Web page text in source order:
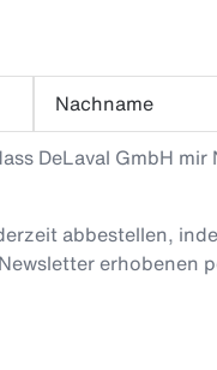
Nachname
DeLaval GmbH
abbestellen,
erhobenen